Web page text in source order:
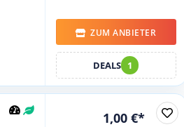
ZUM ANBIETER
DEALS 1
1,00 €*